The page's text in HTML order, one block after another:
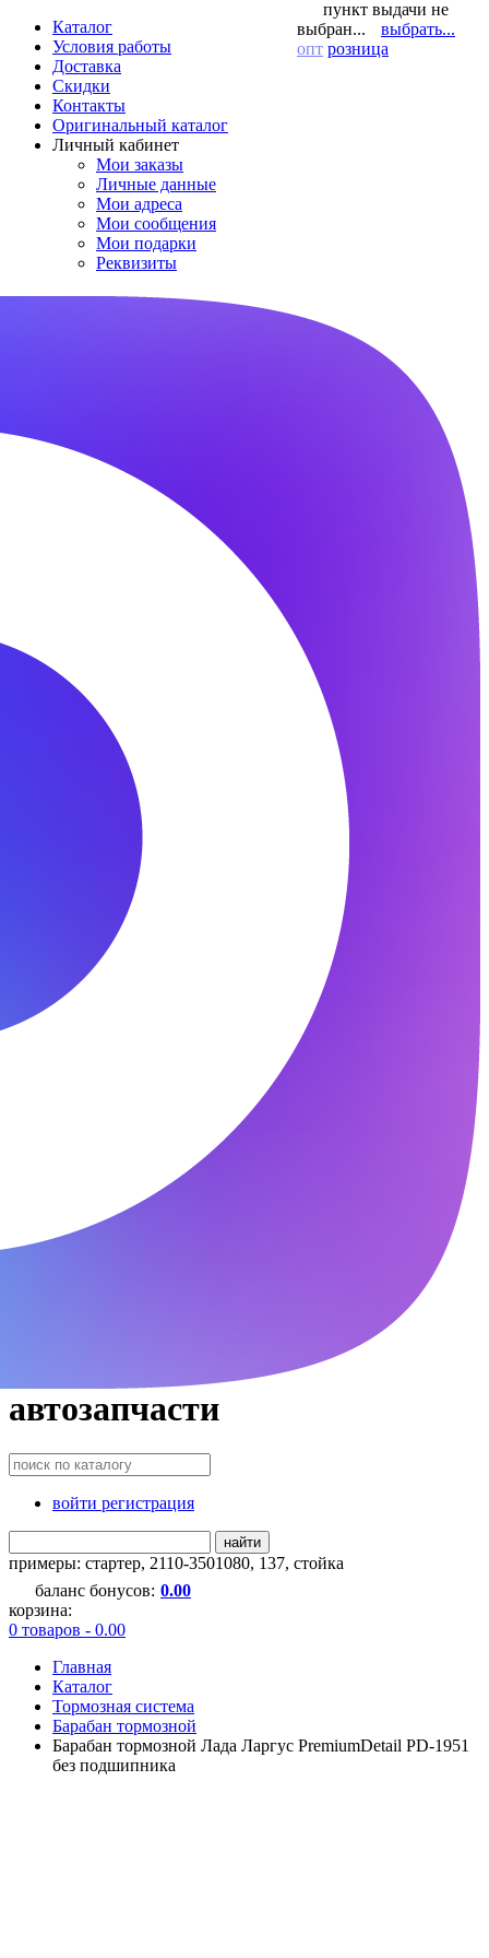
Каталог
Условия работы
Доставка
Скидки
Контакты
Оригинальный каталог
Личный кабинет
Мои заказы
Личные данные
Мои адреса
Мои сообщения
Мои подарки
Реквизиты
пункт выдачи не
выбран...
выбрать...
опт розница
автозапчасти
войти регистрация
найти
примеры: стартер, 2110-3501080, 137, стойка
баланс бонусов: 0.00
корзина:
0 товаров - 0.00
Главная
Каталог
Тормозная система
Барабан тормозной
Барабан тормозной Лада Ларгус PremiumDetail PD-1951
без подшипника